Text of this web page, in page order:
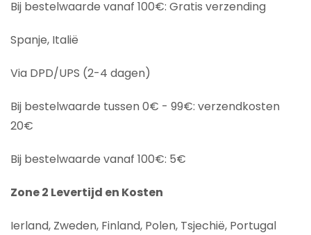
Bij bestelwaarde vanaf 100€: Gratis verzending
Spanje, Italië
Via DPD/UPS (2-4 dagen)
Bij bestelwaarde tussen 0€ - 99€: verzendkosten
20€
Bij bestelwaarde vanaf 100€: 5€
Zone 2 Levertijd en Kosten
Ierland, Zweden, Finland, Polen, Tsjechië, Portugal